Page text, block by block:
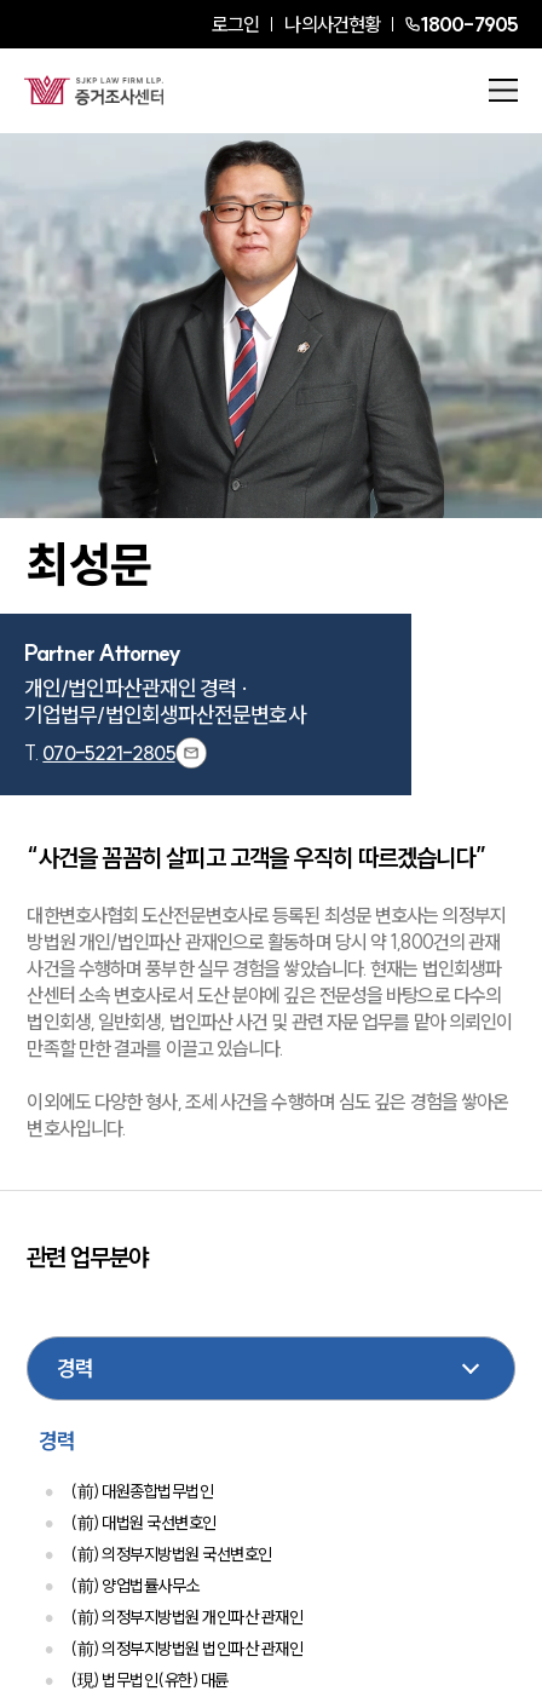
로그인 나의사건현황 1800-7905
최성문 Partner Attorney
최성문
Partner Attorney
개인/법인파산관재인 경력 ·
기업법무/법인회생파산전문변호사
T. 070-5221-2805
“사건을 꼼꼼히 살피고 고객을 우직히 따르겠습니다”
대한변호사협회 도산전문변호사로 등록된 최성문 변호사는 의정부지
방법원 개인/법인파산 관재인으로 활동하며 당시 약 1,800건의 관재
사건을 수행하며 풍부한 실무 경험을 쌓았습니다. 현재는 법인회생파
산센터 소속 변호사로서 도산 분야에 깊은 전문성을 바탕으로 다수의
법인회생, 일반회생, 법인파산 사건 및 관련 자문 업무를 맡아 의뢰인이
만족할 만한 결과를 이끌고 있습니다.
이외에도 다양한 형사, 조세 사건을 수행하며 심도 깊은 경험을 쌓아온
변호사입니다.
관련 업무분야
관세
경력
(前) 대원종합법무법인
(前) 대법원 국선변호인
(前) 의정부지방법원 국선변호인
(前) 양업법률사무소
(前) 의정부지방법원 개인파산 관재인
(前) 의정부지방법원 법인파산 관재인
(現) 법무법인(유한) 대륜